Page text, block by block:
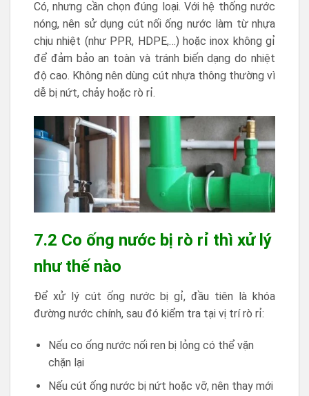
Có, nhưng cần chọn đúng loại. Với hệ thống nước
nóng, nên sử dụng cút nối ống nước làm từ nhựa
chịu nhiệt (như PPR, HDPE,…) hoặc inox không gỉ
để đảm bảo an toàn và tránh biến dạng do nhiệt
độ cao. Không nên dùng cút nhựa thông thường vì
dễ bị nứt, chảy hoặc rò rỉ.
7.2 Co ống nước bị rò rỉ thì xử lý
như thế nào
Để xử lý cút ống nước bị gỉ, đầu tiên là khóa
đường nước chính, sau đó kiểm tra tại vị trí rò rỉ:
Nếu co ống nước nối ren bị lỏng có thể vặn
chặn lại
Nếu cút ống nước bị nứt hoặc vỡ, nên thay mới